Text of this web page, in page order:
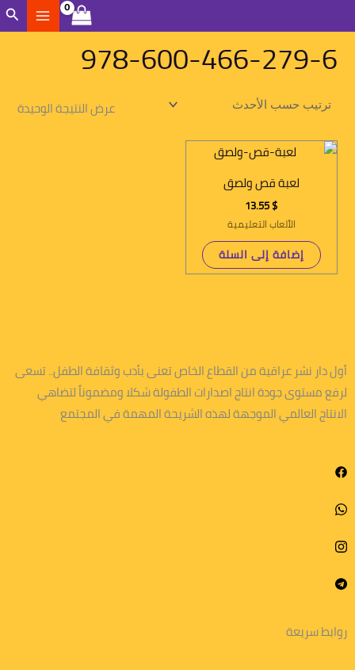
إلى
المحتوى978-600-466-279-6
عرض النتيجة الوحيدة
لعبة قص ولصق
$
الألعاب التعليمية
إضافة إلى السلة
أول دار نشر عراقية من القطاع الخاص تعنى بأدب وثقافة الطفل.. تسعى
لرفع مستوى جودة انتاج اصدارات الطفولة شكلا ومضموناً لتضاهي
الانتاج العالمي الموجهة لهذه الشريحة المهمة في المجتمع
روابط سريعة